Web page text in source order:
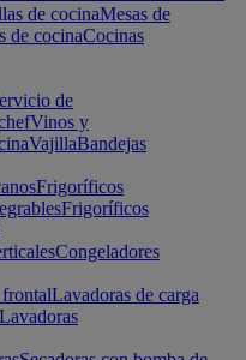
de cocinaMesas de
de cocinaCocinas
de
Vinos y
VajillaBandejas
Frigoríficos
Frigoríficos
Congeladores
Lavadoras de carga
Lavadoras